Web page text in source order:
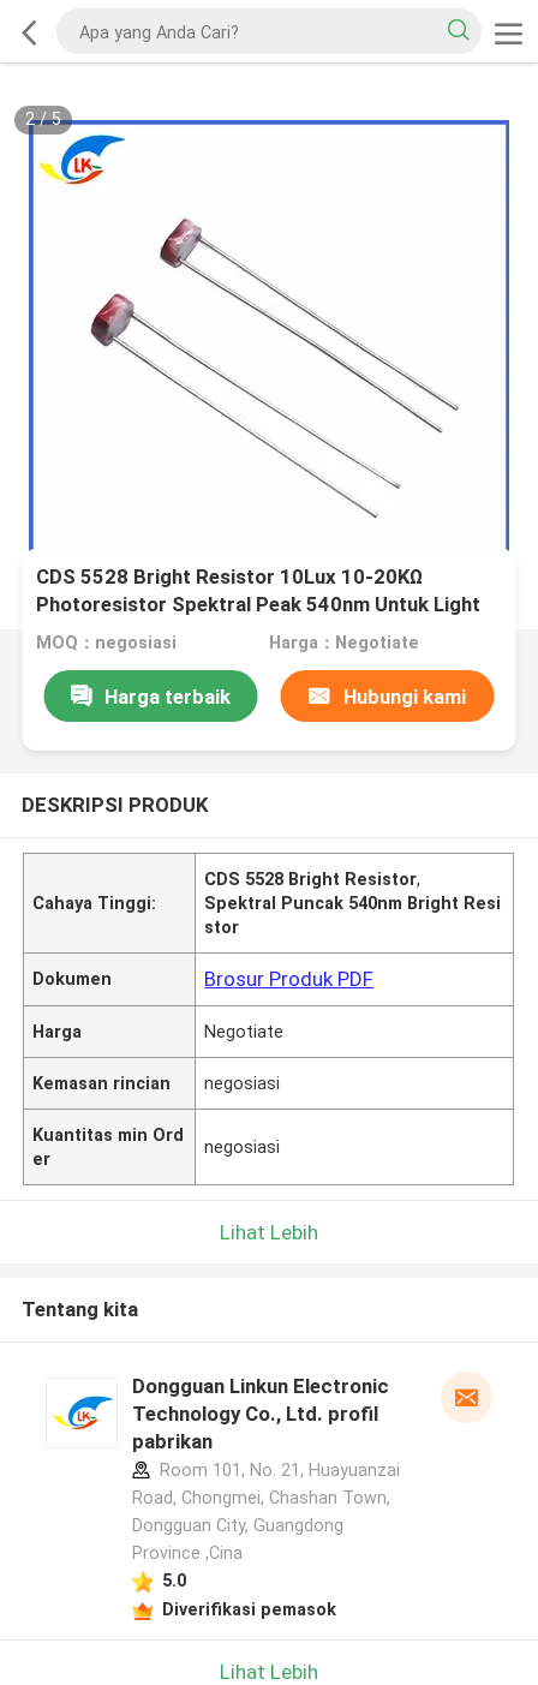
2/5
CDS 5528 Bright Resistor 10Lux 10-20KΩ
Photoresistor Spektral Peak 540nm Untuk Light
Controlled Switches
MOQ：negosiasi Harga：Negotiate
Harga terbaik Hubungi kami
DESKRIPSI PRODUK
Cahaya Tinggi:
CDS 5528 Bright Resistor,
Spektral Puncak 540nm Bright Resi
stor
Dokumen Brosur Produk PDF
Harga Negotiate
Kemasan rincian negosiasi
Kuantitas min Ord
er
negosiasi
Lihat Lebih
Tentang kita
Dongguan Linkun Electronic
Technology Co., Ltd. profil
pabrikan
Room 101, No. 21, Huayuanzai
Road, Chongmei, Chashan Town,
Dongguan City, Guangdong
Province ,Cina
5.0
Diverifikasi pemasok
Lihat Lebih